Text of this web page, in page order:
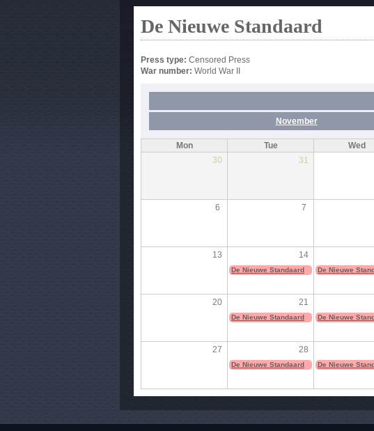
De Nieuwe Standaard
Press type: Censored Press
War number: World War II
November
Mon Tue Wed
30
31
6 7
13 14
De Nieuwe Standaard De Nieuwe
20 21
De Nieuwe Standaard De Nieuwe
27 28
De Nieuwe Standaard De Nieuwe